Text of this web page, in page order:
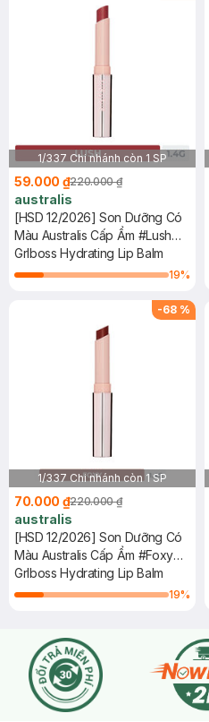
1/337 Chi nhánh còn 1 SP
59.000 ₫220.000 ₫
australis
[HSD 12/2026] Son Dưỡng Có
Màu Australis Cấp Ẩm #Lush
1.4g
Grlboss Hydrating Lip Balm
19%
-68 %
1/337 Chi nhánh còn 1 SP
70.000 ₫220.000 ₫
australis
[HSD 12/2026] Son Dưỡng Có
Màu Australis Cấp Ẩm #Foxy
1.4g
Grlboss Hydrating Lip Balm
19%